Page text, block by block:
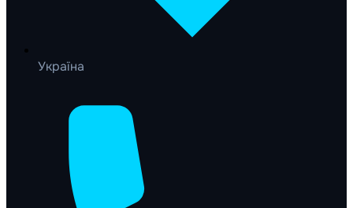
Україна